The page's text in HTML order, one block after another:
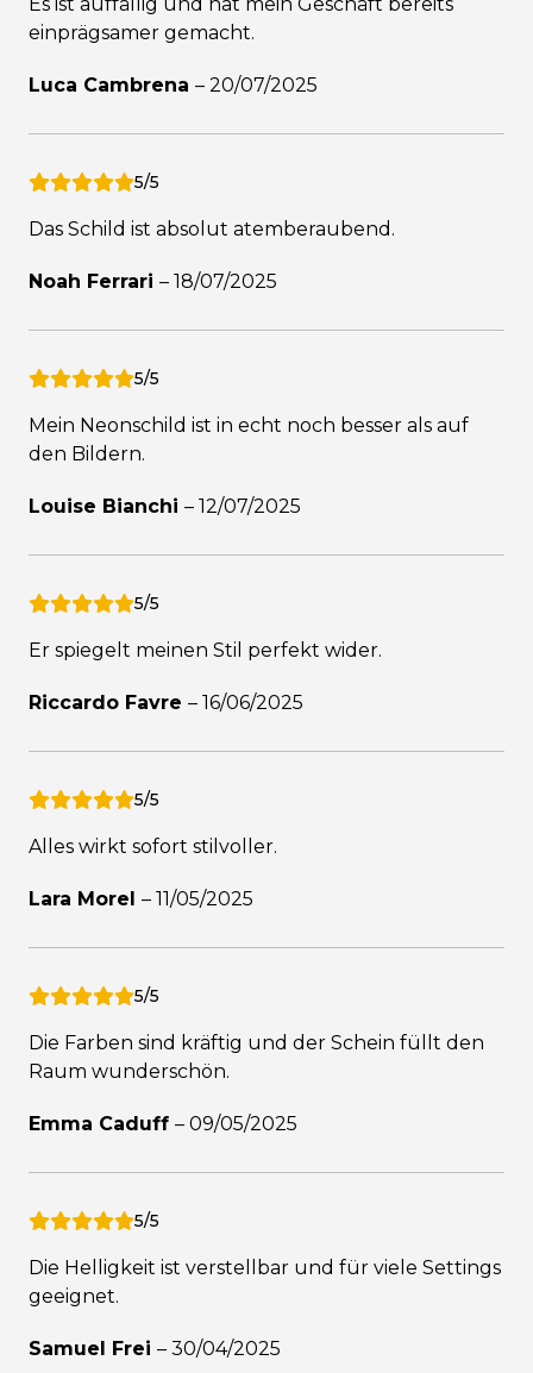
einprägsamer gemacht.
Luca Cambrena – 20/07/2025
5/5
Das Schild ist absolut atemberaubend.
Noah Ferrari – 18/07/2025
5/5
Mein Neonschild ist in echt noch besser als auf
den Bildern.
Louise Bianchi – 12/07/2025
5/5
Er spiegelt meinen Stil perfekt wider.
Riccardo Favre – 16/06/2025
5/5
Alles wirkt sofort stilvoller.
Lara Morel – 11/05/2025
5/5
Die Farben sind kräftig und der Schein füllt den
Raum wunderschön.
Emma Caduff – 09/05/2025
5/5
Die Helligkeit ist verstellbar und für viele Settings
geeignet.
Samuel Frei – 30/04/2025